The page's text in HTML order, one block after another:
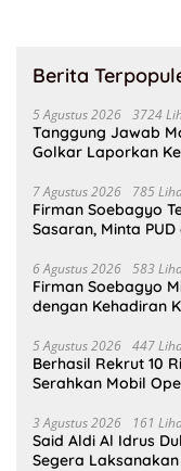
Berita
5 Agustus 2026 3724
Tanggung Jawab
Golkar Laporkan
7 Agustus 2026 785
Firman Soebagyo
Sasaran, Minta
6 Agustus 2026 583
Firman Soebagyo
dengan Kehadiran
5 Agustus 2026 447
Berhasil Rekrut 10
Serahkan Mobil
3 Agustus 2026 161
Said Aldi Al Idrus
Segera